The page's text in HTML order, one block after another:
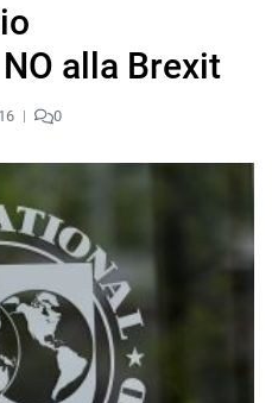
alla Brexit
0